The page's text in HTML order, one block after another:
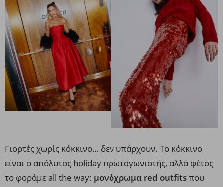
Γιορτές χωρίς κόκκινο… δεν υπάρχουν. Το κόκκινο
είναι ο απόλυτος holiday πρωταγωνιστής, αλλά φέτος
το φοράμε all the way: μονόχρωμα red outfitsπου